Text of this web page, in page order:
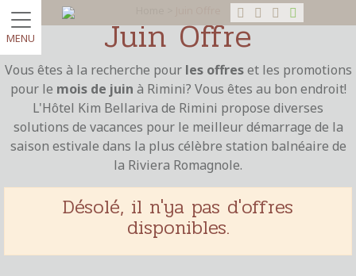
MENU Juin Offre
Vous êtes à la recherche pour les offreset les promotions
pour le mois de juin à Rimini? Vous êtes au bon endroit!
L'Hôtel Kim Bellariva de Rimini propose diverses
solutions de vacances pour le meilleur démarrage de la
saison estivale dans la plus célèbre station balnéaire de
la Riviera Romagnole.
Désolé, il n'ya pas d'offres
disponibles.